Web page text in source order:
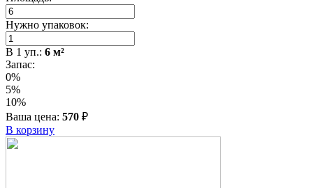
Нужно упаковок:
В 1 уп.: 6 м²
Запас:
0%
5%
10%
Ваша цена: 570 ₽
В корзину